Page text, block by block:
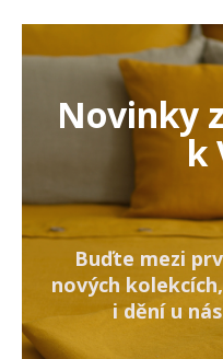
Novinky
k
Buďte mezi
nových
i dění u